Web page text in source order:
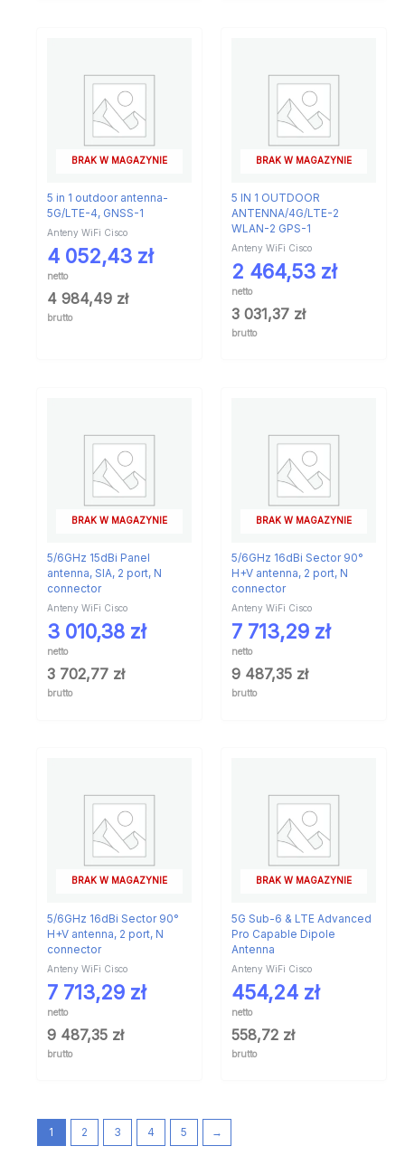
BRAK W MAGAZYNIE
5 in 1 outdoor antenna-
5G/LTE-4, GNSS-1
Anteny WiFi Cisco
4 052,43 zł
netto
4 984,49 zł
brutto
BRAK W MAGAZYNIE
5 IN 1 OUTDOOR
ANTENNA/4G/LTE-2
WLAN-2 GPS-1
Anteny WiFi Cisco
2 464,53 zł
netto
3 031,37 zł
brutto
BRAK W MAGAZYNIE
5/6GHz 15dBi Panel
antenna, SIA, 2 port, N
connector
Anteny WiFi Cisco
3 010,38 zł
netto
3 702,77 zł
brutto
BRAK W MAGAZYNIE
5/6GHz 16dBi Sector 90°
H+V antenna, 2 port, N
connector
Anteny WiFi Cisco
7 713,29 zł
netto
9 487,35 zł
brutto
BRAK W MAGAZYNIE
5/6GHz 16dBi Sector 90°
H+V antenna, 2 port, N
connector
Anteny WiFi Cisco
7 713,29 zł
netto
9 487,35 zł
brutto
BRAK W MAGAZYNIE
5G Sub-6 & LTE Advanced
Pro Capable Dipole
Antenna
Anteny WiFi Cisco
454,24 zł
netto
558,72 zł
brutto
1 2 3 4 5 →